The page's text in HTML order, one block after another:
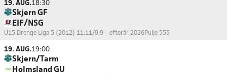
19. AUG.18:30
Skjern GF
EIF/NSG
U15 Drenge Liga 5 (2012) 11:11/9:9 - efterår 2026Pulje 555
19. AUG.19:00
Skjern/Tarm
Holmsland GU